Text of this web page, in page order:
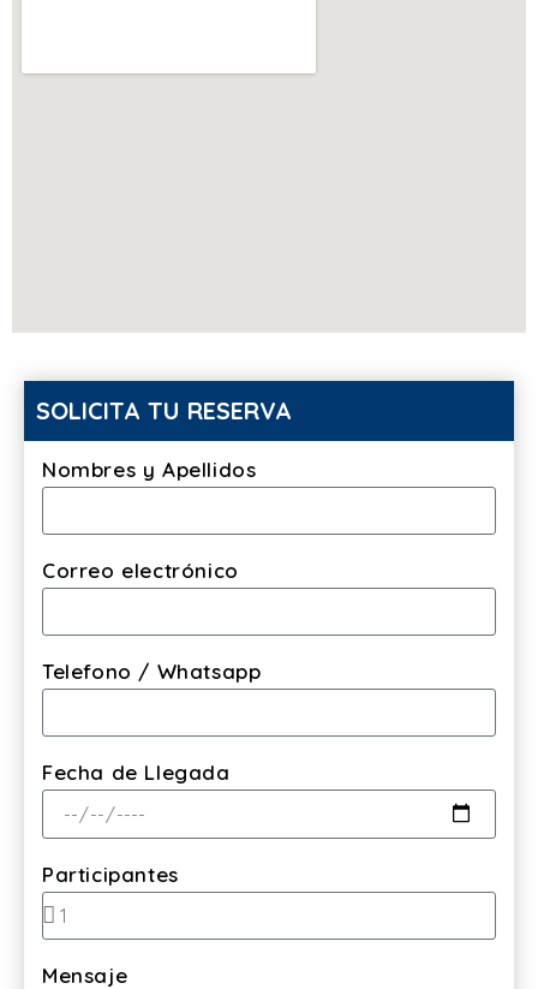
SOLICITA TU RESERVA
Nombres y Apellidos
Correo electrónico
Telefono / Whatsapp
Fecha de Llegada
Participantes
Mensaje